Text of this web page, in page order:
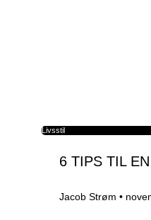
Livsstil
6 TIPS TIL
Jacob Strøm